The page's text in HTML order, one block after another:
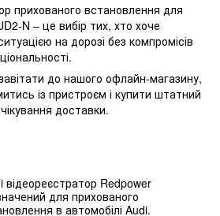
прихованого встановлення для
N – це вибір тих, хто хоче
на дорозі без компромісів
до нашого офлайн-магазину,
із пристроєм і купити штатний
доставки.
відеореєстратор Redpower
для прихованого
в автомобілі Audi.